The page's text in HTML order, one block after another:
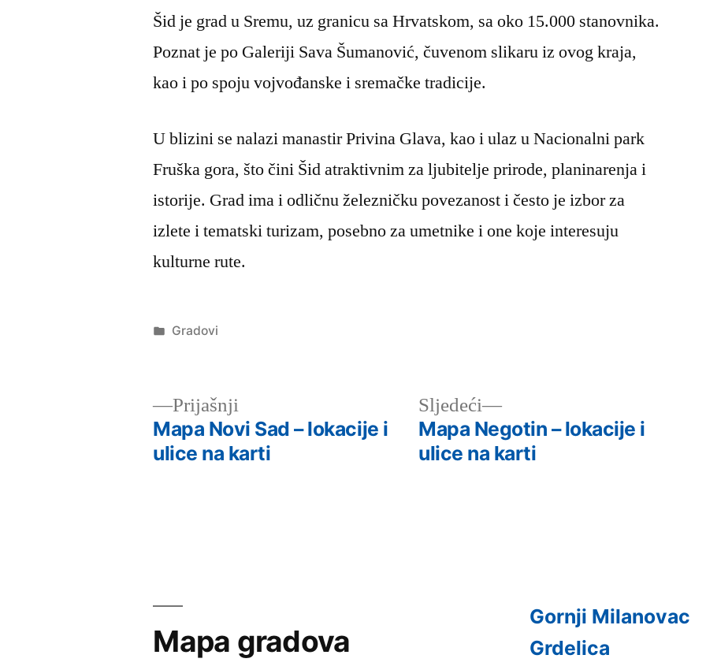
Šid je grad u Sremu, uz granicu sa Hrvatskom, sa oko 15.000 stanovnika.
Poznat je po Galeriji Sava Šumanović, čuvenom slikaru iz ovog kraja,
kao i po spoju vojvođanske i sremačke tradicije.
U blizini se nalazi manastir Privina Glava, kao i ulaz u Nacionalni park
Fruška gora, što čini Šid atraktivnim za ljubitelje prirode, planinarenja i
istorije. Grad ima i odličnu železničku povezanost i često je izbor za
izlete i tematski turizam, posebno za umetnike i one koje interesuju
kulturne rute.
Објављено
Gradovi
Кретање
PrijašnjiПретходни
чланак:
Mapa Novi Sad – lokacije i
ulice na karti
Sljedeći
Следећи
чланак:
Mapa Negotin – lokacije i
ulice na karti
Mapa gradova
Gornji Milanovac
Grdelica